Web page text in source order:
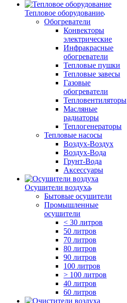
Тепловое оборудование
Обогреватели
Конвекторы
электрические
Инфракрасные
обогреватели
Тепловые пушки
Тепловые завесы
Газовые
обогреватели
Тепловентиляторы
Масляные
радиаторы
Теплогенераторы
Тепловые насосы
Воздух-Воздух
Воздух-Вода
Грунт-Вода
Аксессуары
Осушители воздуха
Бытовые осушители
Промышленные
осушители
< 30 литров
50 литров
70 литров
80 литров
90 литров
100 литров
> 100 литров
40 литров
60 литров